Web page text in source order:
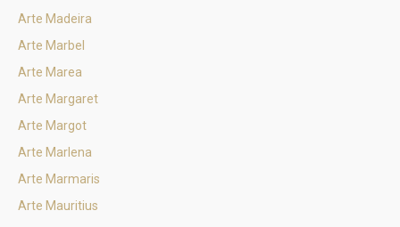
Arte Madeira
Arte Marbel
Arte Marea
Arte Margaret
Arte Margot
Arte Marlena
Arte Marmaris
Arte Mauritius